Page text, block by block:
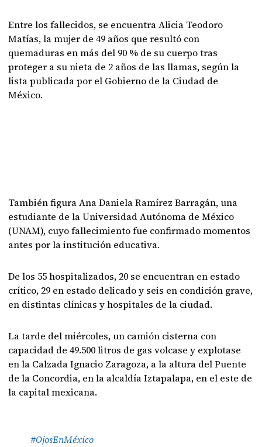
Entre los fallecidos, se encuentra Alicia Teodoro
Matías, la mujer de 49 años que resultó con
quemaduras en más del 90 % de su cuerpo tras
proteger a su nieta de 2 años de las llamas, según la
lista publicada por el Gobierno de la Ciudad de
México.
También figura Ana Daniela Ramírez Barragán, una
estudiante de la Universidad Autónoma de México
(UNAM), cuyo fallecimiento fue confirmado momentos
antes por la institución educativa.
De los 55 hospitalizados, 20 se encuentran en estado
crítico, 29 en estado delicado y seis en condición grave,
en distintas clínicas y hospitales de la ciudad.
La tarde del miércoles, un camión cisterna con
capacidad de 49.500 litros de gas volcase y explotase
en la Calzada Ignacio Zaragoza, a la altura del Puente
de la Concordia, en la alcaldía Iztapalapa, en el este de
la capital mexicana.
#OjosEnMéxico